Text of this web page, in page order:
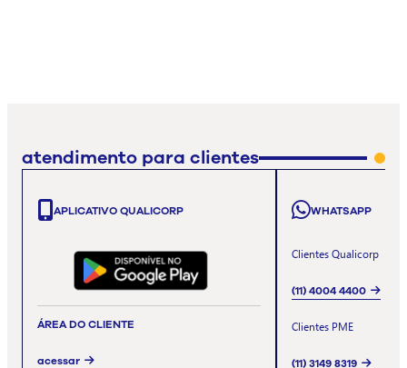
atendimento para clientes
APLICATIVO QUALICORP
ÁREA DO CLIENTE
acessar
WHATSAPP
Clientes Qualicorp
(11) 4004 4400
Clientes PME
(11) 3149 8319